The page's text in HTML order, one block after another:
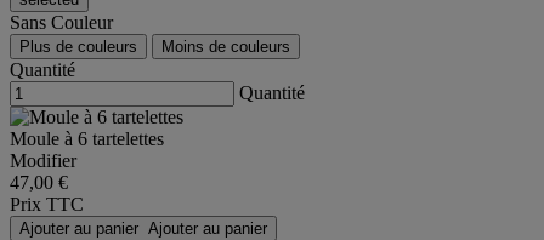
Sans Couleur
Plus de couleurs Moins de couleurs
Quantité
Quantité
Moule à 6 tartelettes
Modifier
47,00 €
Prix TTC
Ajouter au panier Ajouter au panier